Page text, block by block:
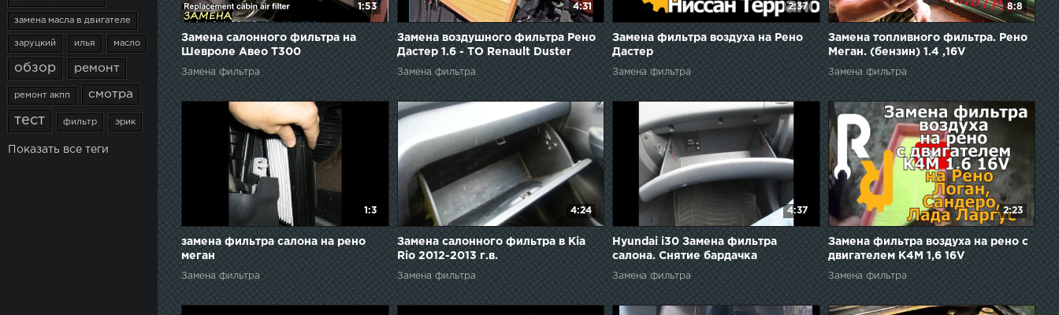
замена масла в двигателе
заруцкий илья масло
обзор ремонт
ремонт акпп смотра
тест фильтр эрик
Показать все теги
1:53
Замена салонного фильтра на
Шевроле Авео Т300
Замена фильтра
4:31
Замена воздушного фильтра Рено
Дастер 1.6 - TO Renault Duster
Замена фильтра
2:37
Замена фильтра воздуха на Рено
Дастер
Замена фильтра
8:8
Замена топливного фильтра. Рено
Меган. (бензин) 1.4 ,16V
Замена фильтра
1:3
замена фильтра салона на рено
меган
Замена фильтра
4:24
Замена салонного фильтра в Kia
Rio 2012-2013 г.в.
Замена фильтра
4:37
Hyundai i30 Замена фильтра
салона. Снятие бардачка
Замена фильтра
2:23
Замена фильтра воздуха на рено с
двигателем K4M 1,6 16V
Замена фильтра